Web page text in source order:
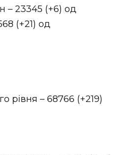
– 23345 (+6) од
(+21) од
рівня – 68766 (+219)